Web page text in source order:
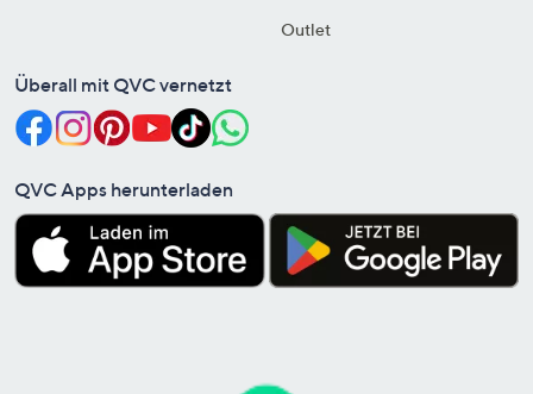
Outlet
Überall mit QVC vernetzt
QVC Apps herunterladen